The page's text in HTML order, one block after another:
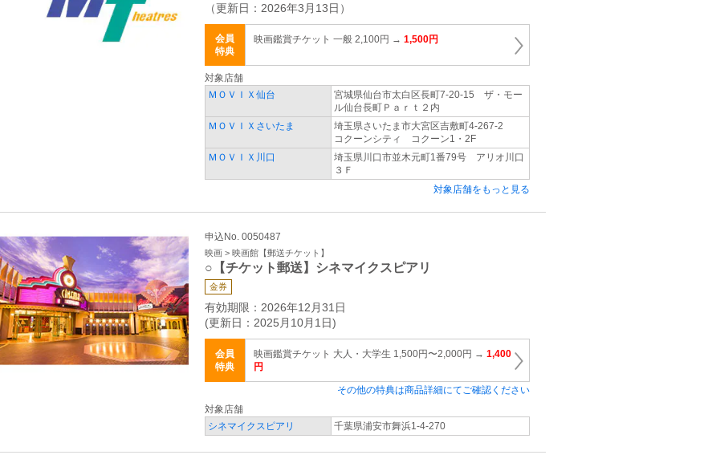
（更新日：2026年3月13日）
会員
特典
映画鑑賞チケット 一般 2,100円 → 1,500円
対象店舗
ＭＯＶＩＸ仙台
宮城県仙台市太白区長町7‐20‐15 ザ・モー
ル仙台長町Ｐａｒｔ２内
ＭＯＶＩＸさいたま
埼玉県さいたま市大宮区吉敷町4‐267‐2
コクーンシティ コクーン1・2F
ＭＯＶＩＸ川口
埼玉県川口市並木元町1番79号 アリオ川口
３Ｆ
対象店舗をもっと見る
申込No. 0050487
映画 > 映画館【郵送チケット】
○【チケット郵送】シネマイクスピアリ
金券
有効期限：2026年12月31日
(更新日：2025月10月1日)
会員
特典
映画鑑賞チケット 大人・大学生 1,500円〜2,000円 → 1,400
円
その他の特典は商品詳細にてご確認ください
対象店舗
シネマイクスピアリ
千葉県浦安市舞浜1‐4‐270